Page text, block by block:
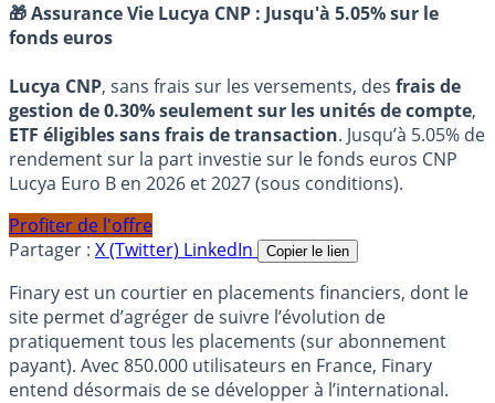
🎁 Assurance Vie Lucya CNP : Jusqu'à 5.05% sur le
fonds euros
Lucya CNP, sans frais sur les versements, des frais de
gestion de 0.30% seulement sur les unités de compte,
ETF éligibles sans frais de transaction. Jusqu’à 5.05% de
rendement sur la part investie sur le fonds euros CNP
Lucya Euro B en 2026 et 2027 (sous conditions).
Profiter de l'offre
Partager : X (Twitter) LinkedIn Copier le lien
Finary est un courtier en placements financiers, dont le
site permet d’agréger de suivre l’évolution de
pratiquement tous les placements (sur abonnement
payant). Avec 850.000 utilisateurs en France, Finary
entend désormais de se développer à l’international.